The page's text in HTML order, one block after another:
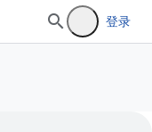
登录